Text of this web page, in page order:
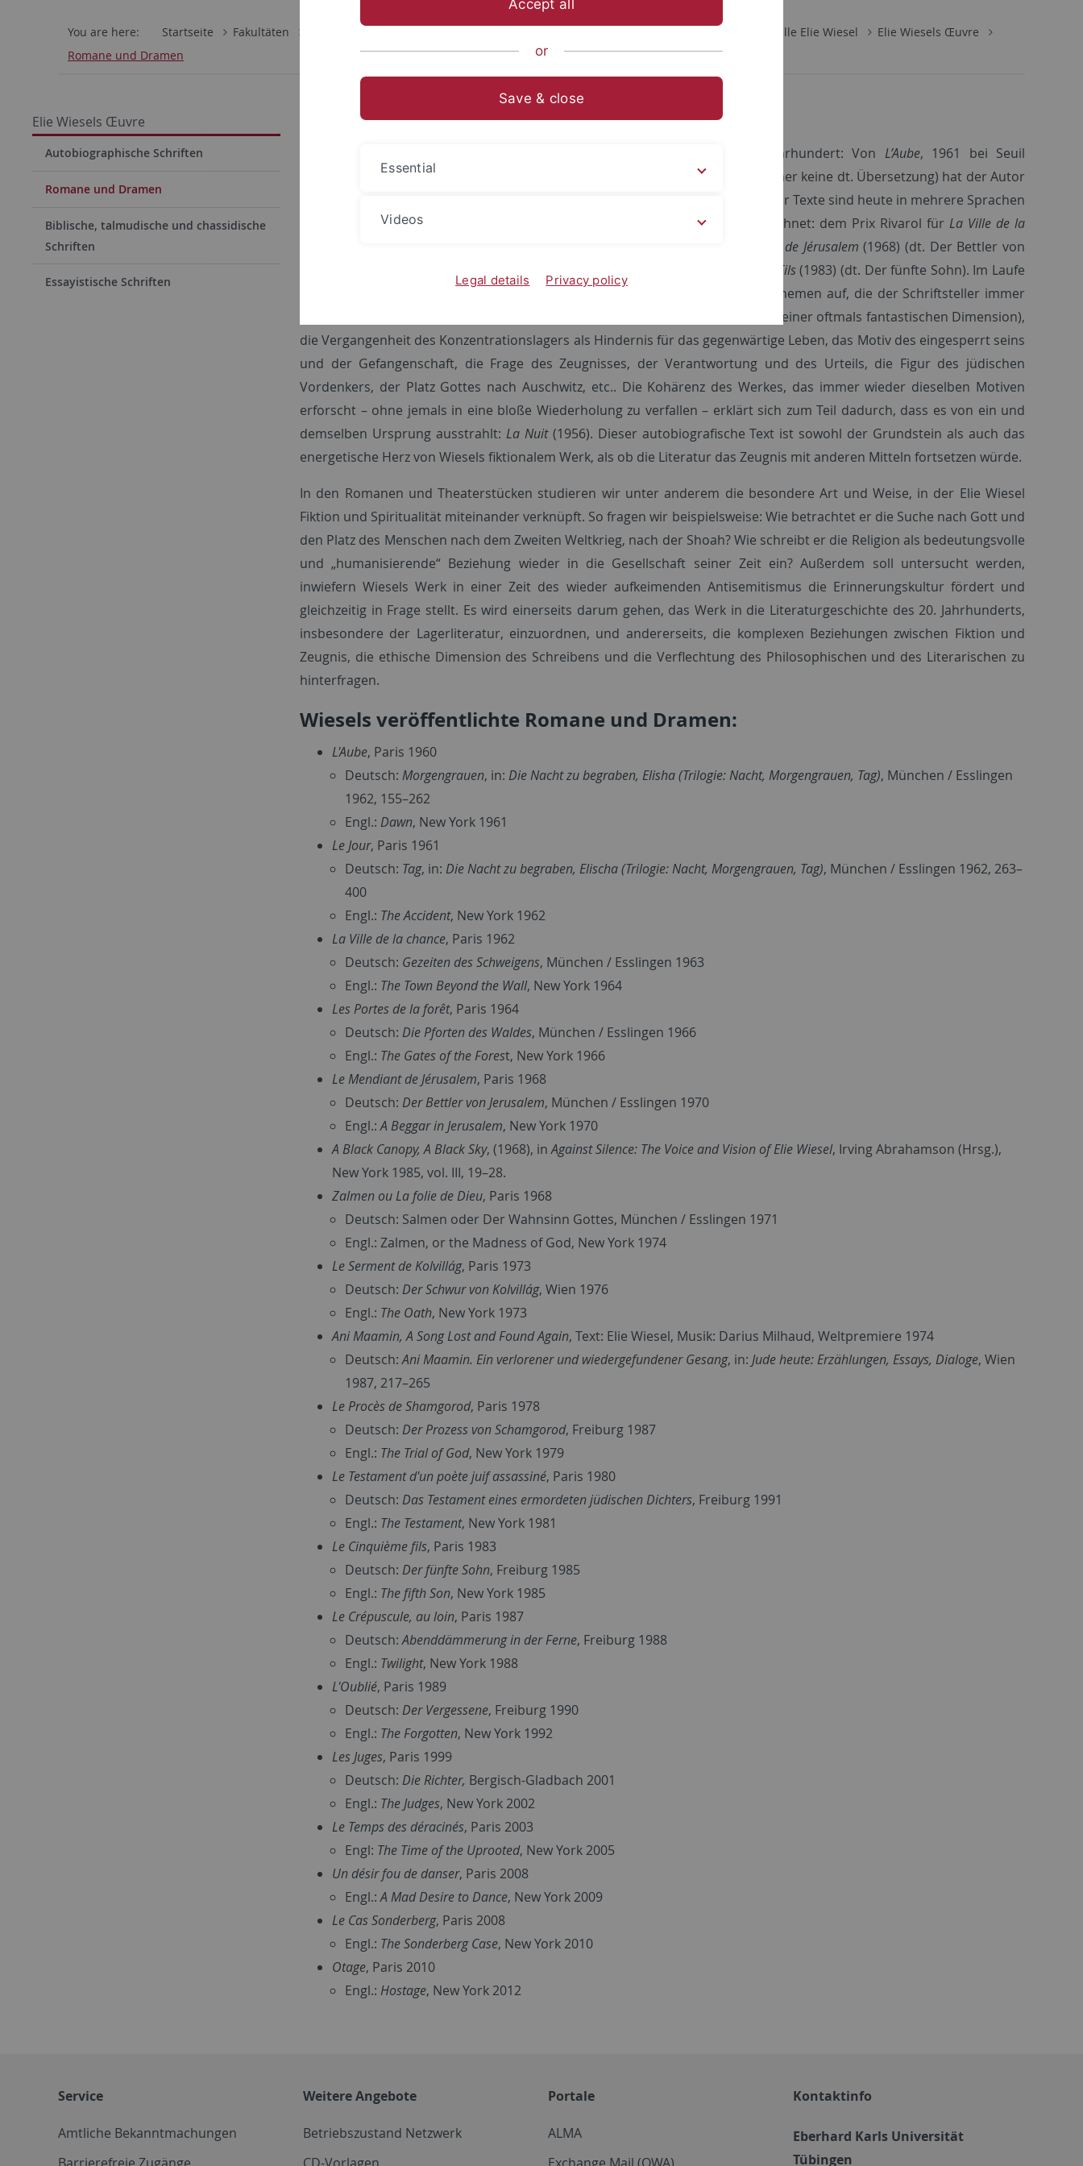
You are here: Startseite Fakultäten Forschungsstelle Elie Wiesel
Elie Wiesels Œuvre
Romane und Dramen
Elie Wiesels Œuvre
Autobiographische Schriften
Romane und Dramen
Biblische, talmudische und chassidische
Schriften
Essayistische Schriften
Romane und Dramen
Das literarische Werk von Elie Wiesel erstreckt sich über ein halbes Jahrhundert: Von L’Aube, 1961 bei Seuil
veröffentlicht(dt. Morgengrauen)
, 2010 bei Grasset erschienen (bisher keine dt. Übersetzung) hat der Autor
siebzehn Romane und zwei kurze Theaterstücke geschrieben. Die meisten dieser Texte sind heute in mehrere Sprachen
übersetzt, und einige von ihnen wurden mit renommierten Preisen ausgezeichnet: dem Prix Rivarol für La Ville de la
Le Mendiant de Jérusalem (1968) (dt. Der Bettler von
Le Cinquième Fils(1983) (dt. Der fünfte Sohn). Im Laufe
dieses umfangreichen und vielfältigen Werks tauchen eine ganze Reihe von Themen auf, die der Schriftsteller immer
wieder neu bearbeitet: Jüdische Kultur und Religion, Erinnerung und Spuk (mit einer oftmals fantastischen Dimension),
die Vergangenheit des Konzentrationslagers als Hindernis für das gegenwärtige Leben, das Motiv des eingesperrt seins
und der Gefangenschaft, die Frage des Zeugnisses, der Verantwortung und des Urteils, die Figur des jüdischen
Vordenkers, der Platz Gottes nach Auschwitz, etc.. Die Kohärenz des Werkes, das immer wieder dieselben Motiven
erforscht – ohne jemals in eine bloße Wiederholung zu verfallen – erklärt sich zum Teil dadurch, dass es von ein und
demselben Ursprung ausstrahlt: La Nuit(1956). Dieser autobiografische Text ist sowohl der Grundstein als auch das
energetische Herz von Wiesels fiktionalem Werk, als ob die Literatur das Zeugnis mit anderen Mitteln fortsetzen würde.
In den Romanen und Theaterstücken studieren wir unter anderem die besondere Art und Weise, in der Elie Wiesel
Fiktion und Spiritualität miteinander verknüpft. So fragen wir beispielsweise: Wie betrachtet er die Suche nach Gott und
den Platz des Menschen nach dem Zweiten Weltkrieg, nach der Shoah? Wie schreibt er die Religion als bedeutungsvolle
und „humanisierende“ Beziehung wieder in die Gesellschaft seiner Zeit ein? Außerdem soll untersucht werden,
inwiefern Wiesels Werk in einer Zeit des wieder aufkeimenden Antisemitismus die Erinnerungskultur fördert und
gleichzeitig in Frage stellt. Es wird einerseits darum gehen, das Werk in die Literaturgeschichte des 20. Jahrhunderts,
insbesondere der Lagerliteratur, einzuordnen, und andererseits, die komplexen Beziehungen zwischen Fiktion und
Zeugnis, die ethische Dimension des Schreibens und die Verflechtung des Philosophischen und des Literarischen zu
hinterfragen.
Wiesels veröffentlichte Romane und Dramen:
L'Aube, Paris 1960
Deutsch: Morgengrauen, in: Die Nacht zu begraben, Elisha (Trilogie: Nacht, Morgengrauen, Tag), München / Esslingen
1962, 155–262
Engl.: Dawn, New York 1961
Le Jour, Paris 1961
Deutsch: Tag, in: Die Nacht zu begraben, Elischa (Trilogie: Nacht, Morgengrauen, Tag), München / Esslingen 1962, 263–
400
Engl.: The Accident, New York 1962
La Ville de la chance, Paris 1962
Deutsch: Gezeiten des Schweigens, München / Esslingen 1963
Engl.: The Town Beyond the Wall, New York 1964
Les Portes de la forêt, Paris 1964
Deutsch: Die Pforten des Waldes, München / Esslingen 1966
Engl.: The Gates of the Forest, New York 1966
Le Mendiant de Jérusalem, Paris 1968
Deutsch: Der Bettler von Jerusalem, München / Esslingen 1970
Engl.:A Beggar in Jerusalem, New York 1970
A Black Canopy, A Black Sky, (1968), inAgainst Silence: The Voice and Vision of Elie Wiesel, Irving Abrahamson (Hrsg.),
New York 1985, vol. III, 19–28.
Zalmen ou La folie de Dieu, Paris 1968
Deutsch: Salmen oder Der Wahnsinn Gottes, München / Esslingen 1971
Engl.: Zalmen, or the Madness of God, New York 1974
Le Serment de Kolvillág, Paris 1973
Deutsch: Der Schwur von Kolvillág, Wien 1976
Engl.: The Oath, New York 1973
Ani Maamin, A Song Lost and Found Again, Text: Elie Wiesel, Musik: Darius Milhaud, Weltpremiere 1974
Deutsch:Ani Maamin. Ein verlorener und wiedergefundener Gesang, in: Jude heute: Erzählungen, Essays, Dialoge, Wien
1987, 217–265
Le Procès de Shamgorod, Paris 1978
Deutsch: Der Prozess von Schamgorod, Freiburg 1987
Engl.: The Trial of God, New York 1979
Le Testament d'un poète juif assassiné, Paris 1980
Deutsch: Das Testament eines ermordeten jüdischen Dichters, Freiburg 1991
Engl.: The Testament, New York 1981
Le Cinquième fils, Paris 1983
Deutsch: Der fünfte Sohn, Freiburg 1985
Engl.: The fifth Son, New York 1985
Le Crépuscule, au loin, Paris 1987
Deutsch:Abenddämmerung in der Ferne, Freiburg 1988
Engl.: Twilight, New York 1988
L'Oublié, Paris 1989
Deutsch: Der Vergessene, Freiburg 1990
Engl.: The Forgotten, New York 1992
Les Juges, Paris 1999
Deutsch: Die Richter, Bergisch-Gladbach 2001
Engl.: The Judges, New York 2002
Le Temps des déracinés, Paris 2003
Engl: The Time of the Uprooted, New York 2005
Un désir fou de danser, Paris 2008
Engl.:A Mad Desire to Dance, New York 2009
Le Cas Sonderberg, Paris 2008
Engl.: The Sonderberg Case, New York 2010
Otage, Paris 2010
Engl.: Hostage, New York 2012
Service
Amtliche Bekanntmachungen
Barrierefreie Zugänge
Weitere Angebote
Betriebszustand Netzwerk
CD-Vorlagen
Portale
ALMA
Exchange Mail (OWA)
Kontaktinfo
Eberhard Karls Universität
Tübingen
Accept all
or
Save & close
Essential
Videos
Legal details Privacy policy